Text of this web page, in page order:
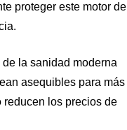
proteger este motor de
la sanidad moderna
asequibles para más
los precios de